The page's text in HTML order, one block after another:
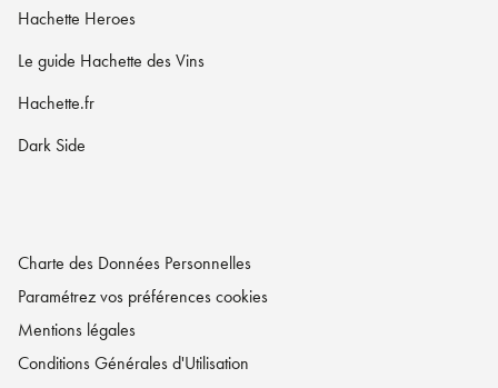
Hachette Heroes
Le guide Hachette des Vins
Hachette.fr
Dark Side
Charte des Données Personnelles
Paramétrez vos préférences cookies
Mentions légales
Conditions Générales d'Utilisation